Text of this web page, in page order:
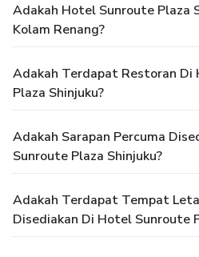
Adakah Hotel Sunroute Plaza
Kolam Renang?
Adakah Terdapat Restoran Di
Plaza Shinjuku?
Adakah Sarapan Percuma
Sunroute Plaza Shinjuku?
Adakah Terdapat Tempat
Disediakan Di Hotel Sunroute